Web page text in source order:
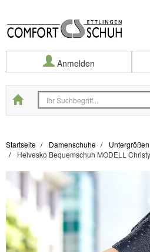
Anmelden
Startseite
Startseite Damenschuhe
Untergrößen
Helvesko Bequemschuh MODELL